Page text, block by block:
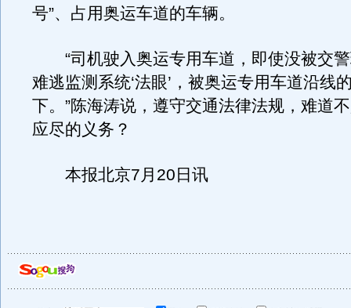
号”、占用奥运车道的车辆。
“司机驶入奥运专用车道，即使没被交警
难逃监测系统‘法眼’，被奥运专用车道沿线
下。”陈海涛说，遵守交通法律法规，难道
应尽的义务？
本报北京7月20日讯